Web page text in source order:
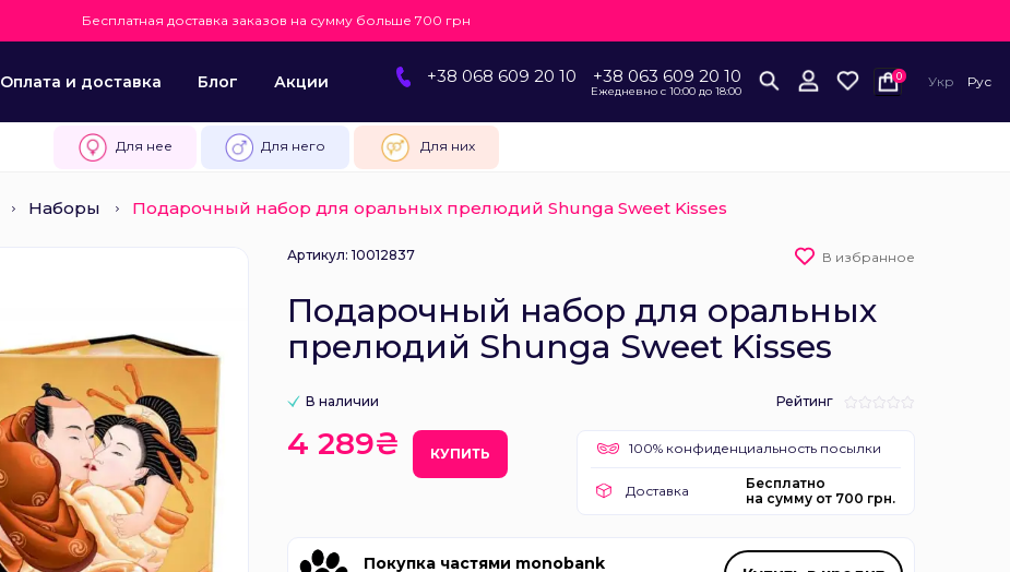
Бесплатная доставка заказов на сумму больше 700 грн
Оплата и доставка Блог Акции +38 068 609 20 10 +38 063 609 20 10
Ежедневно с 10:00 до 18:00
0 Укр Рус
Для нее Для него Для них
Наборы Подарочный набор для оральных прелюдий Shunga Sweet Kisses
Артикул: 10012837 В избранное
Подарочный набор для оральных
прелюдий Shunga Sweet Kisses
В наличии Рейтинг
4 289₴ КУПИТЬ 100% конфиденциальность посылки
Доставка
Бесплатно
на сумму от 700 грн.
Покупка частями monobank